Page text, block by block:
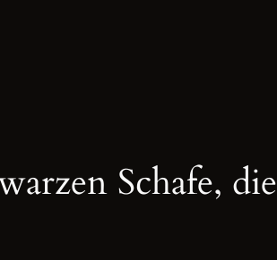
Schafe, die